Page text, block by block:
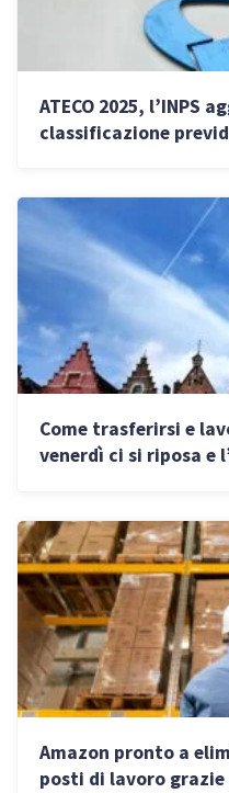
ATECO 2025, l’INPS
classificazione
Come trasferirsi e
venerdì ci si riposa e
Amazon pronto a
posti di lavoro